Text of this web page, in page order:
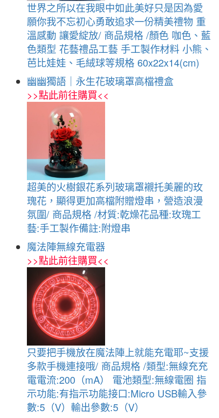
世界之所以在我眼中如此美好只是因為愛
願你我不忘初心勇敢追求一份精美禮物 重
溫感動 讓愛綻放/ 商品規格 /顏色 咖色、藍
色類型 花藝禮品工藝 手工製作材料 小熊、
芭比娃娃、毛絨球等規格 60x22x14(cm)
幽幽獨語｜永生花玻璃罩高檔禮盒
>>點此前往購買<<
超美的火樹銀花系列玻璃罩襯托美麗的玫
瑰花，顯得更加高檔附贈燈串，營造浪漫
氛圍/ 商品規格 /材質:乾燥花品種:玫瑰工
藝:手工製作備註:附燈串
魔法陣無線充電器
>>點此前往購買<<
只要把手機放在魔法陣上就能充電耶~支援
多款手機連接哦/ 商品規格 /類型:無線充充
電電流:200（mA） 電池類型:無線電圈 指
示功能:有指示功能接口:Micro USB輸入參
數:5（V）輸出參數:5（V）